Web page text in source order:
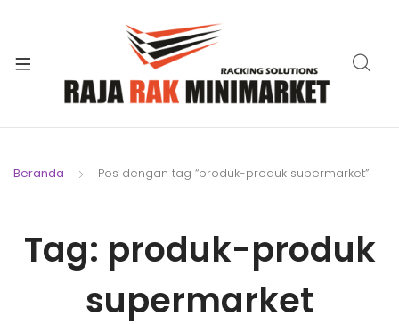
Beranda Pos dengan tag “produk-produk supermarket”
Tag: produk-produk
supermarket